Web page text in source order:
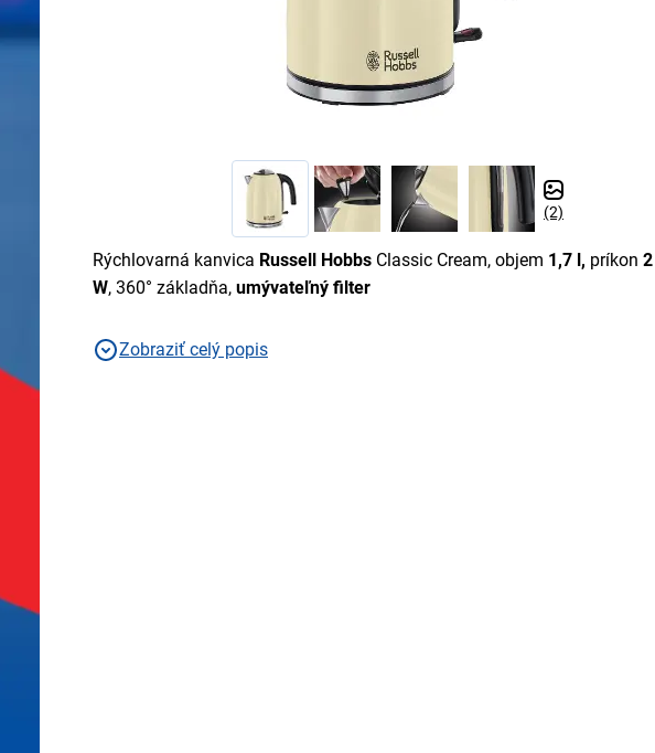
(2)
Rýchlovarná kanvica Russell Hobbs Classic Cream, objem 1,7 l, príkon
W, 360° základňa, umývateľný filter
Zobraziť celý popis